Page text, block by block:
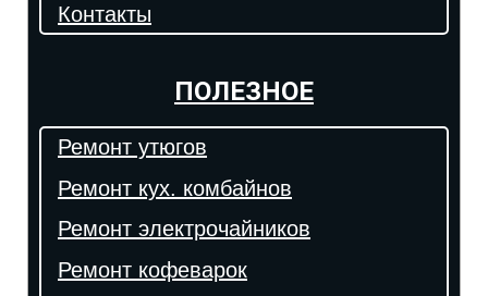
Контакты
ПОЛЕЗНОЕ
Ремонт утюгов
Ремонт кух. комбайнов
Ремонт электрочайников
Ремонт кофеварок